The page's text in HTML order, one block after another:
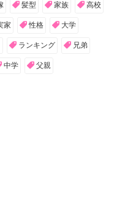
髪型 家族 高校
家 性格 大学
ランキング 兄弟
中学 父親